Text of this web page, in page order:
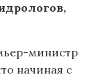
министр
начиная с